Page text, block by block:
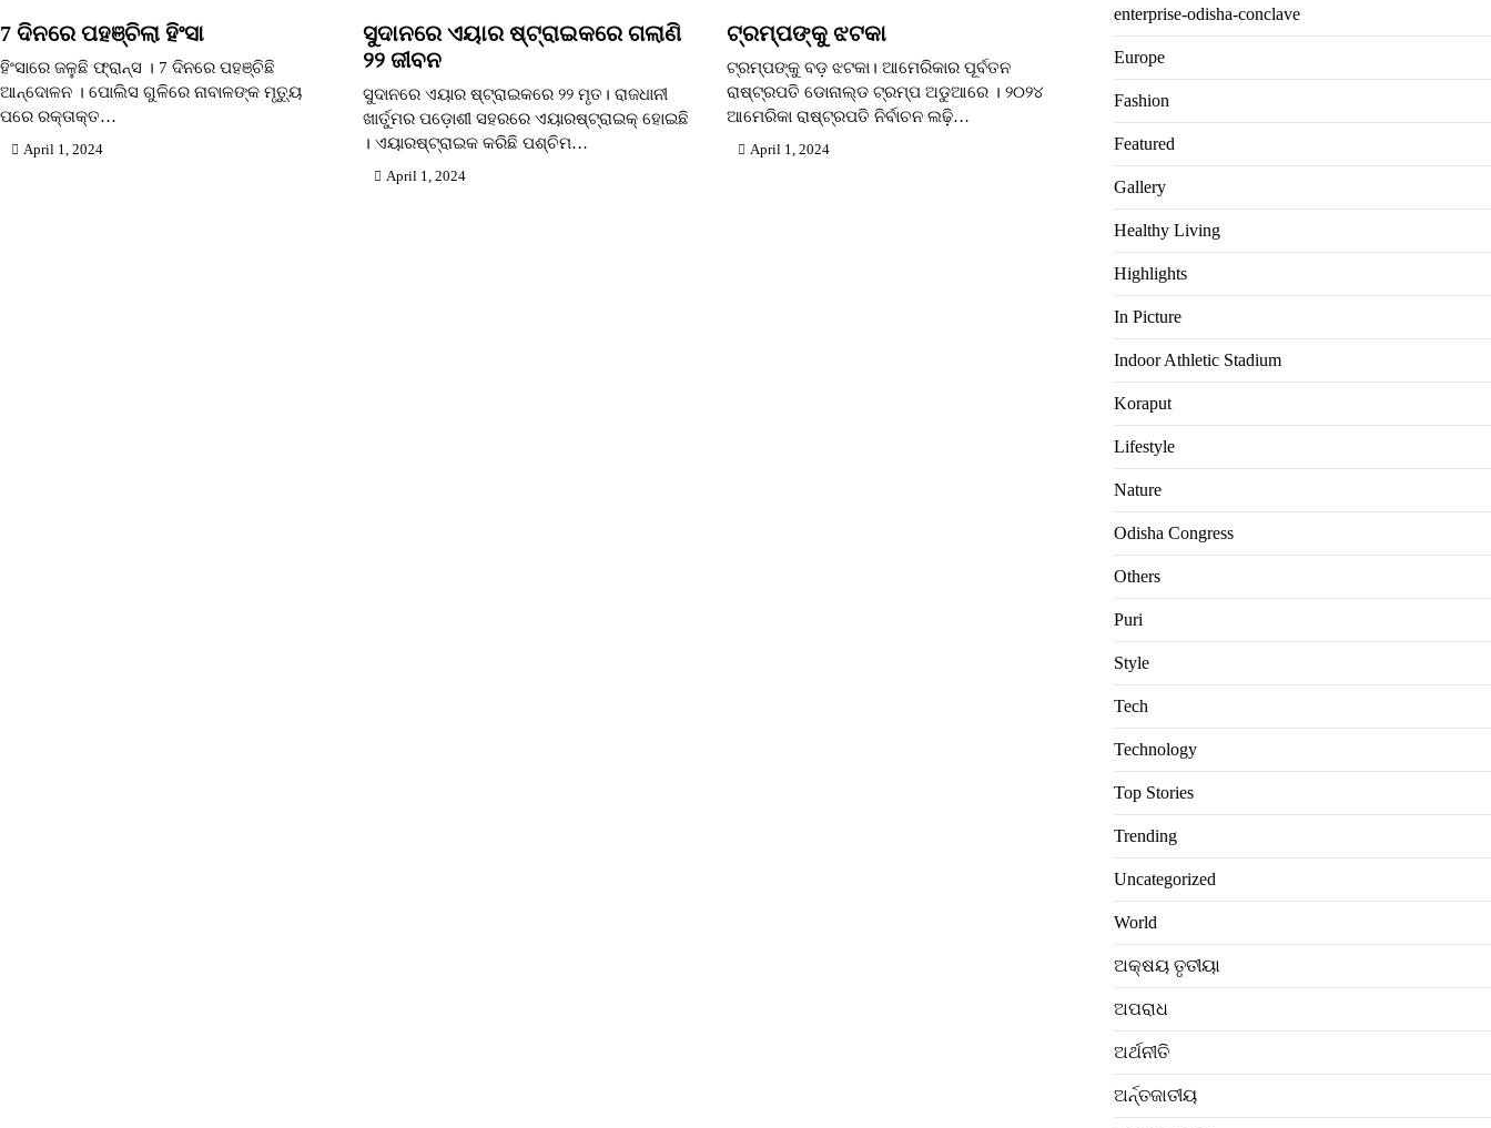
7 ଦିନରେ ପହଞ୍ଚିଲା ହିଂସା
ହିଂସାରେ ଜଳୁଛି ଫ୍ରାନ୍ସ । 7 ଦିନରେ ପହଞ୍ଚିଛି
ଆନ୍ଦୋଳନ । ପୋଲିସ ଗୁଳିରେ ନାବାଳଙ୍କ ମୃତ୍ୟୁ
ପରେ ରକ୍ତାକ୍ତ…
April 1, 2024
ସୁଦାନରେ ଏୟାର ଷ୍ଟ୍ରାଇକରେ ଗଲାଣି
୨୨ ଜୀବନ
ସୁଦାନରେ ଏୟାର ଷ୍ଟ୍ରାଇକରେ ୨୨ ମୃତ। ରାଜଧାନୀ
ଖାର୍ତୁମର ପଡ଼ୋଶୀ ସହରରେ ଏୟାରଷ୍ଟ୍ରାଇକ୍ ହୋଇଛି
। ଏୟାରଷ୍ଟ୍ରାଇକ କରିଛି ପଶ୍ଚିମ…
April 1, 2024
ଟ୍ରମ୍ପଙ୍କୁ ଝଟକା
ଟ୍ରମ୍ପଙ୍କୁ ବଡ଼ ଝଟକା। ଆମେରିକାର ପୂର୍ବତନ
ରାଷ୍ଟ୍ରପତି ଡୋନାଲ୍ଡ ଟ୍ରମ୍ପ ଅଡୁଆରେ । ୨୦୨୪
ଆମେରିକା ରାଷ୍ଟ୍ରପତି ନିର୍ବାଚନ ଲଢ଼ି…
April 1, 2024
enterprise-odisha-conclave
Europe
Fashion
Featured
Gallery
Healthy Living
Highlights
In Picture
Indoor Athletic Stadium
Koraput
Lifestyle
Nature
Odisha Congress
Others
Puri
Style
Tech
Technology
Top Stories
Trending
Uncategorized
World
ଅକ୍ଷୟ ତୃତୀୟା
ଅପରାଧ
ଅର୍ଥନୀତି
ଅର୍ନ୍ତଜାତୀୟ